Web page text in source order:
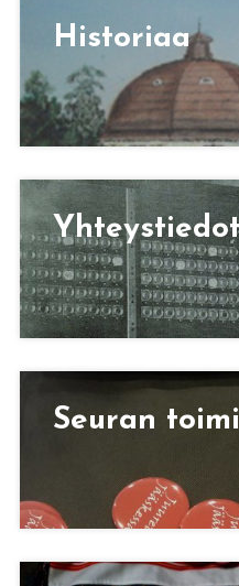
His­to­ri­aa
Seu­ran